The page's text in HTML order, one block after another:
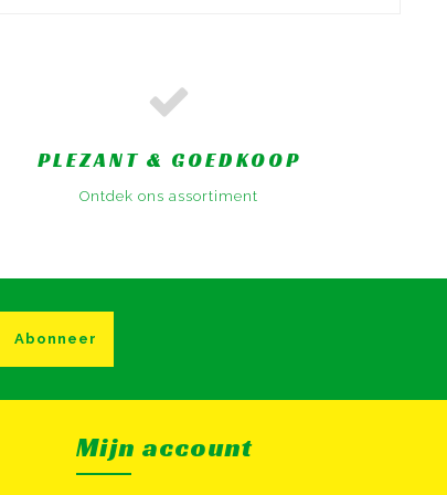
PLEZANT & GOEDKOOP
Ontdek ons assortiment
Abonneer
Mijn account